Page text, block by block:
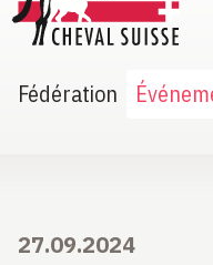
Fédération
27.09.2024